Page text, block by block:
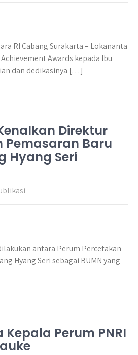
RI Cabang Surakarta – Lokananta
Awards kepada Ibu
dan dedikasinya […]
Direktur
Pemasaran Baru
Hyang Seri
antara Perum Percetakan
Hyang Seri sebagai BUMN yang
Kepala Perum PNRI